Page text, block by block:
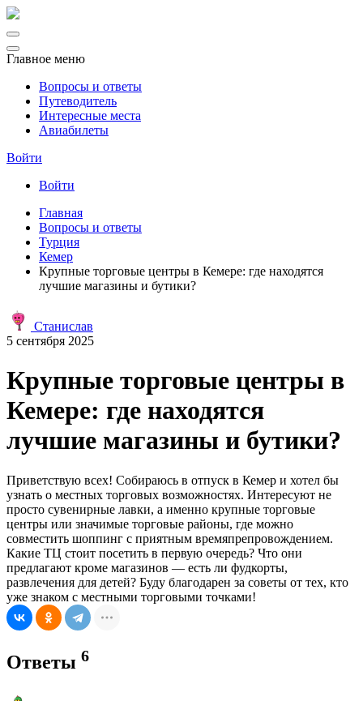
Главное меню
Вопросы и ответы
Путеводитель
Интересные места
Авиабилеты
Войти
Войти
Главная
Вопросы и ответы
Турция
Кемер
Крупные торговые центры в Кемере: где находятся
лучшие магазины и бутики?
Станислав
5 сентября 2025
Крупные торговые центры в
Кемере: где находятся
лучшие магазины и бутики?
Приветствую всех! Собираюсь в отпуск в Кемер и хотел бы
узнать о местных торговых возможностях. Интересуют не
просто сувенирные лавки, а именно крупные торговые
центры или значимые торговые районы, где можно
совместить шоппинг с приятным времяпрепровождением.
Какие ТЦ стоит посетить в первую очередь? Что они
предлагают кроме магазинов — есть ли фудкорты,
развлечения для детей? Буду благодарен за советы от тех, кто
уже знаком с местными торговыми точками!
Ответы 6